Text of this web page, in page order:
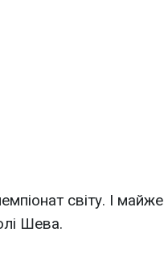
світу. І майже
Шева.